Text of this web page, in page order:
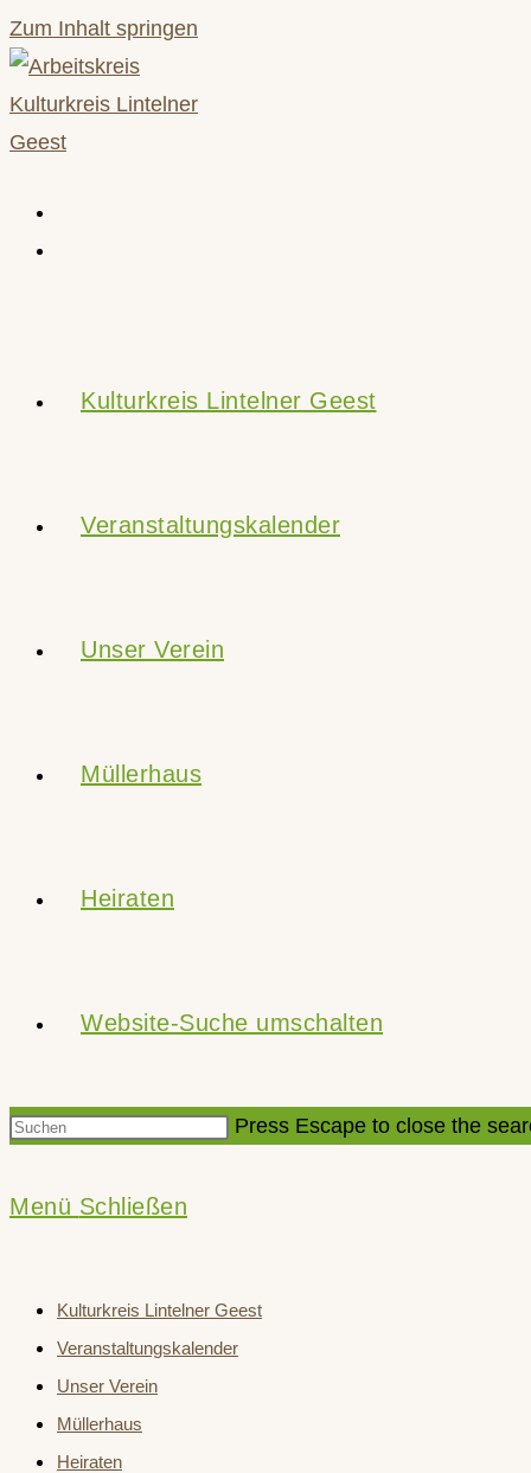
Zum Inhalt springen
Kulturkreis Lintelner Geest
Veranstaltungskalender
Unser Verein
Müllerhaus
Heiraten
Website-Suche umschalten
Press Escape to close the
Menü Schließen
Kulturkreis Lintelner Geest
Veranstaltungskalender
Unser Verein
Müllerhaus
Heiraten